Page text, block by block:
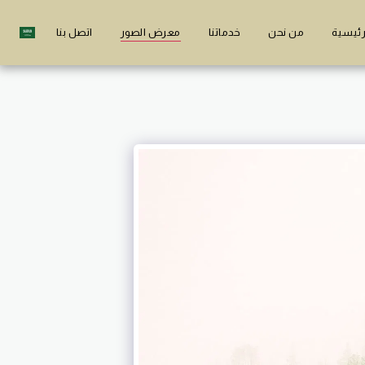
من نحن خدماتنا معرض الصور اتصل بنا